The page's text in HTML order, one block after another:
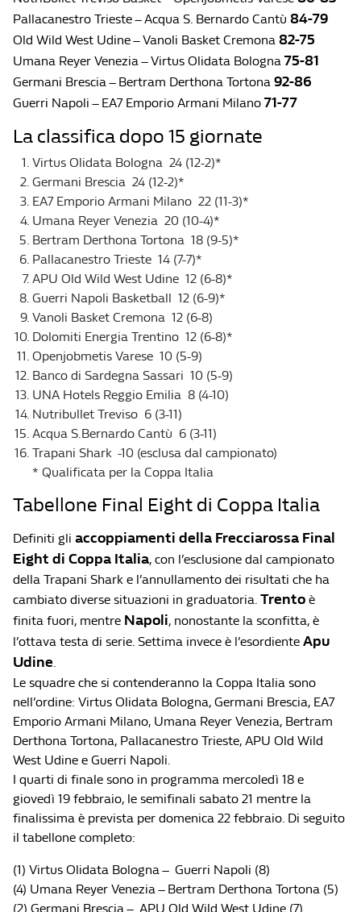
Pallacanestro Trieste – Acqua S. Bernardo Cantù 84-79
Old Wild West Udine – Vanoli Basket Cremona 82-75
Umana Reyer Venezia – Virtus Olidata Bologna 75-81
Germani Brescia – Bertram Derthona Tortona 92-86
Guerri Napoli – EA7 Emporio Armani Milano 71-77
La classifica dopo 15 giornate
Virtus Olidata Bologna 24 (12-2)*
Germani Brescia 24 (12-2)*
EA7 Emporio Armani Milano 22 (11-3)*
Umana Reyer Venezia 20 (10-4)*
Bertram Derthona Tortona 18 (9-5)*
Pallacanestro Trieste 14 (7-7)*
APU Old Wild West Udine 12 (6-8)*
Guerri Napoli Basketball 12 (6-9)*
Vanoli Basket Cremona 12 (6-8)
Dolomiti Energia Trentino 12 (6-8)*
Openjobmetis Varese 10 (5-9)
Banco di Sardegna Sassari 10 (5-9)
UNA Hotels Reggio Emilia 8 (4-10)
Nutribullet Treviso 6 (3-11)
Acqua S.Bernardo Cantù 6 (3-11)
Trapani Shark -10 (esclusa dal campionato)
* Qualificata per la Coppa Italia
Tabellone Final Eight di Coppa Italia
Definiti gli accoppiamenti della Frecciarossa Final
Eight di Coppa Italia, con l’esclusione dal campionato
della Trapani Shark e l’annullamento dei risultati che ha
cambiato diverse situazioni in graduatoria. Trento è
finita fuori, mentre Napoli, nonostante la sconfitta, è
l’ottava testa di serie. Settima invece è l’esordiente Apu
Udine.
Le squadre che si contenderanno la Coppa Italia sono
nell’ordine: Virtus Olidata Bologna, Germani Brescia, EA7
Emporio Armani Milano, Umana Reyer Venezia, Bertram
Derthona Tortona, Pallacanestro Trieste, APU Old Wild
West Udine e Guerri Napoli.
I quarti di finale sono in programma mercoledì 18 e
giovedì 19 febbraio, le semifinali sabato 21 mentre la
finalissima è prevista per domenica 22 febbraio. Di seguito
il tabellone completo:
(1) Virtus Olidata Bologna – Guerri Napoli (8)
(4) Umana Reyer Venezia – Bertram Derthona Tortona (5)
(2) Germani Brescia – APU Old Wild West Udine (7)